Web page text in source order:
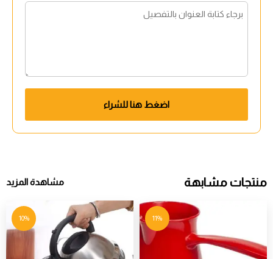
اضغط هنا للشراء
منتجات مشابهة مشاهدة المزيد
11%
10%